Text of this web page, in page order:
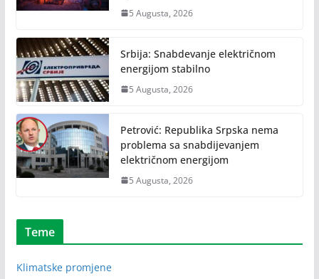
5 Augusta, 2026
Srbija: Snabdevanje električnom
energijom stabilno
5 Augusta, 2026
Petrović: Republika Srpska nema
problema sa snabdijevanjem
električnom energijom
5 Augusta, 2026
Teme
Klimatske promjene